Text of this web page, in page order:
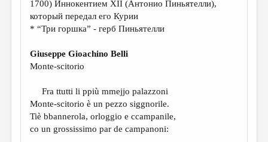
РЕЦЕНЗИРОВАНИЕ
ТРЕДИАКОВСКИЙ
ВКОНТАКТЕ
1700) Иннокентием XII (Антонио Пиньятелли),
который передал его Курии
* “Три горшка” - герб Пиньятелли
Giuseppe Gioachino Belli
Monte-scitorio
Fra ttutti li ppiù mmejjo palazzoni
Monte-scitorio è un pezzo siggnorile.
Tiè bbannerola, orloggio e ccampanile,
co un grossissimo par de campanoni: